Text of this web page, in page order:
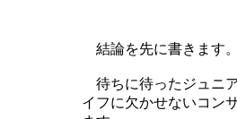
結論を先に書きます
待ちに待ったジュニ
イフに欠かせないコン